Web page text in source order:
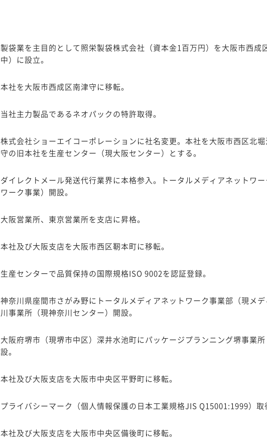
製袋業を主目的として照栄製袋株式会社（資本金1百万円）を大阪市西成
中）に設立。
本社を大阪市西成区南津守に移転。
当社主力製品であるネオパックの特許取得。
株式会社ショーエイコーポレーションに社名変更。本社を大阪市西区北
守の旧本社を生産センター（現大阪センター）とする。
ダイレクトメール発送代行業界に本格参入。トータルメディアネットワ
ワーク事業）開設。
大阪営業所、東京営業所を支店に昇格。
本社及び大阪支店を大阪市西区靭本町に移転。
生産センターで品質保持の国際規格ISO 9002を認証登録。
神奈川県座間市さがみ野にトータルメディアネットワーク事業部（現メ
川事業所（現神奈川センター）開設。
大阪府堺市（現堺市中区）深井水池町にパッケージプランニング堺事業
設。
本社及び大阪支店を大阪市中央区平野町に移転。
プライバシーマーク（個人情報保護の日本工業規格JIS Q15001:1999）取
本社及び大阪支店を大阪市中央区備後町に移転。